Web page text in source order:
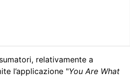
relativamente a
l’applicazione "You Are What